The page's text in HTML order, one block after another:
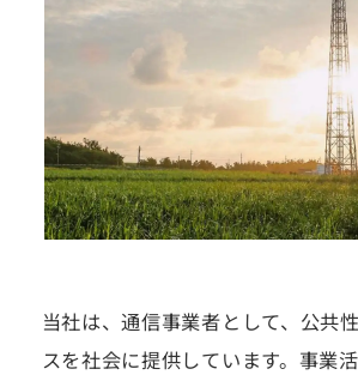
当社は、通信事業者として、公共
スを社会に提供しています。事業